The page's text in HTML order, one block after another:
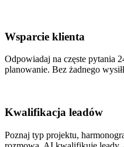
Wsparcie klienta
Odpowiadaj na częste pytania
planowanie. Bez żadnego
Kwalifikacja leadów
Poznaj typ projektu,